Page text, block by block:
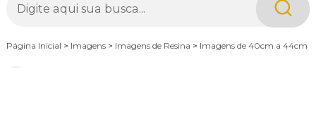
Página Inicial > Imagens > Imagens de Resina > Imagens de 40cm a 44cm